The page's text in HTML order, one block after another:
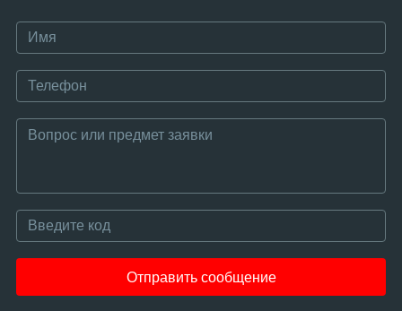
Отправить сообщение